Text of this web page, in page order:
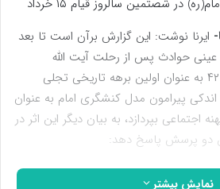
ایرنا نوشت: این گزارش برآن است تا بعد
عینی حوادث پس از رحلت آیت الله
بروجردی تا ۱۵ خرداد سال ۴۲ به عنوان اولین برهه تاریخی تجلی
پیرامون مدل کنشگری امام به عنوان
اجتماعی بپردازد، به بیان دیگر این اثر در
دو پرسش پاسخ دهد:
اصلی نهاد روحانیت برای تحقق
نمایش بیشتر